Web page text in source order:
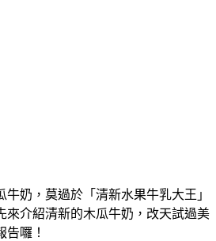
奶，莫過於「清新水果牛乳大王」
來介紹清新的木瓜牛奶，改天試過美
告囉！